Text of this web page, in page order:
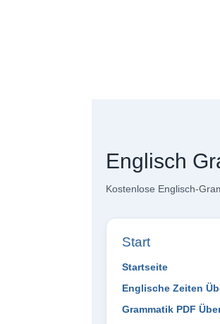
Englisch
Kostenlose Englisch-
Start
Startseite
Englische Zeiten
Grammatik PDF